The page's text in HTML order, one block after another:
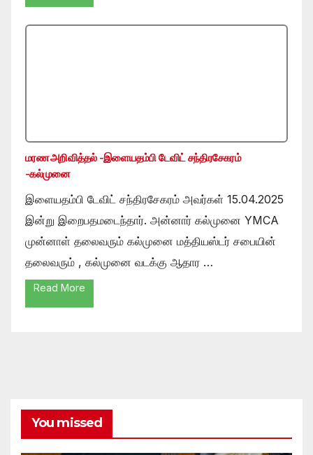
மரண அறிவித்தல் -இளையதம்பி டேவிட் சந்திரசேகரம்
-கல்முனை
இளையதம்பி டேவிட் சந்திரசேகரம் அவர்கள் 15.04.2025
இன்று இறைபதமடைந்தார். அன்னார் கல்முனை YMCA
முன்னாள் தலைவரும் கல்முனை மத்தியஸ்டர் சபையின்
தலைவரும் , கல்முனை வடக்கு ஆதார …
Read More
You missed